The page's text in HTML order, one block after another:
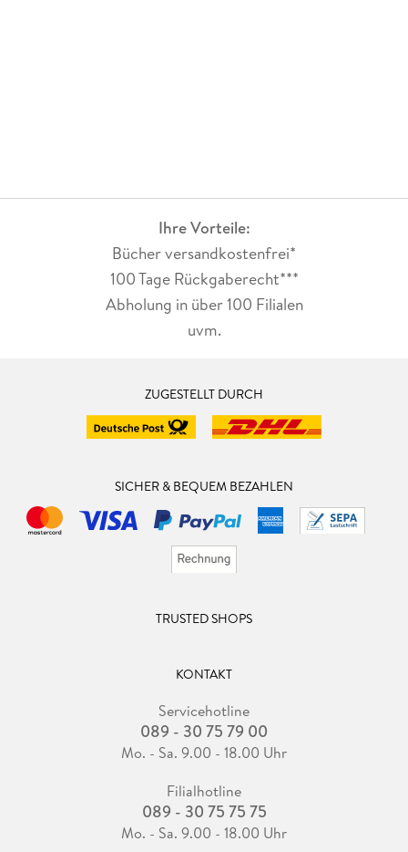
Ihre Vorteile:
Bücher versandkostenfrei*
100 Tage Rückgaberecht***
Abholung in über 100 Filialen
uvm.
ZUGESTELLT DURCH
SICHER & BEQUEM BEZAHLEN
TRUSTED SHOPS
KONTAKT
Servicehotline
089 - 30 75 79 00
Mo. - Sa. 9.00 - 18.00 Uhr
Filialhotline
089 - 30 75 75 75
Mo. - Sa. 9.00 - 18.00 Uhr